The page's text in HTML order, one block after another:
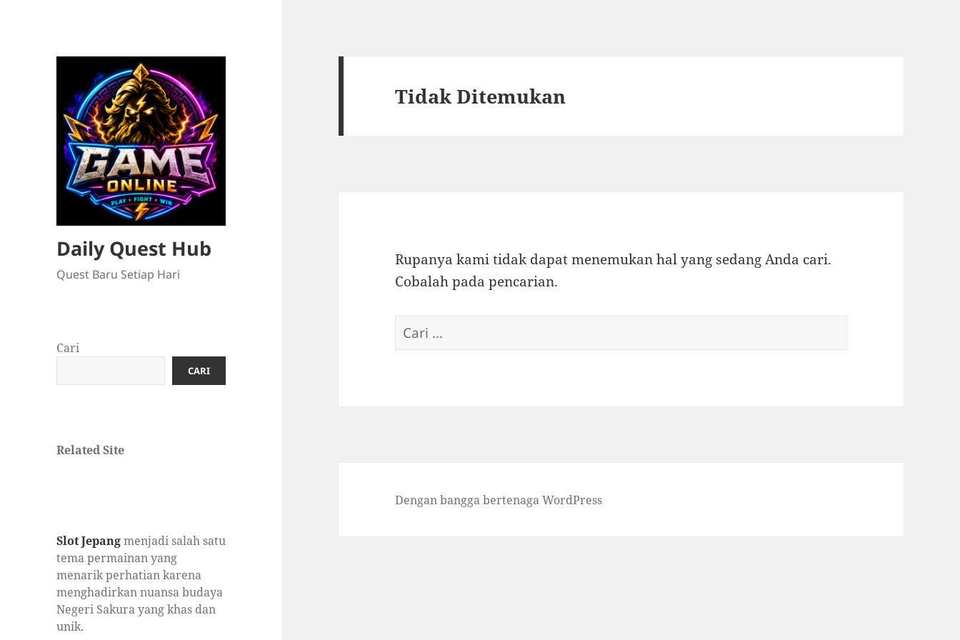
Daily Quest Hub
Quest Baru Setiap Hari
Cari
CARI
Related Site
Slot Jepangmenjadi salah satu
tema permainan yang
menarik perhatian karena
menghadirkan nuansa budaya
Negeri Sakura yang khas dan
unik.
Tidak Ditemukan
Rupanya kami tidak dapat menemukan hal yang sedang Anda cari.
Cobalah pada pencarian.
Cari
untuk:
Dengan bangga bertenaga WordPress